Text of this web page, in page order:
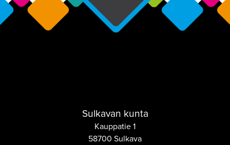
Sulkavan kunta
Kauppatie 1
58700 Sulkava